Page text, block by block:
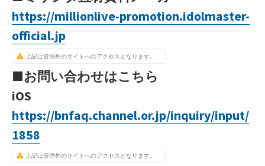
https://millionlive-promotion.idolmaster-
official.jp
上記は管理外のサイトへのアクセスとなります。
■お問い合わせはこちら
iOS
https://bnfaq.channel.or.jp/inquiry/input/
1858
上記は管理外のサイトへのアクセスとなります。